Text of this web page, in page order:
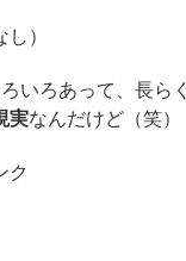
）
いろあって、長らく
実なんだけど（笑）
ク